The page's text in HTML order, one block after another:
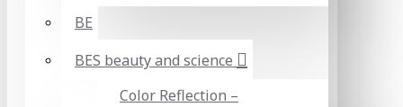
BE
BES beauty and science
Color Reflection –